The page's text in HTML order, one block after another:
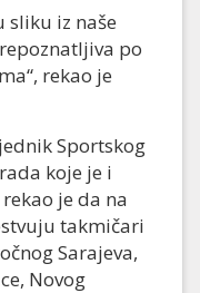
sliku iz naše
po
rekao je
Sportskog
koje je i
je da na
takmičari
Sarajeva,
Novog